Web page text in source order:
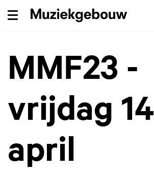
Menu
MMF23 -
vrijdag 14
april